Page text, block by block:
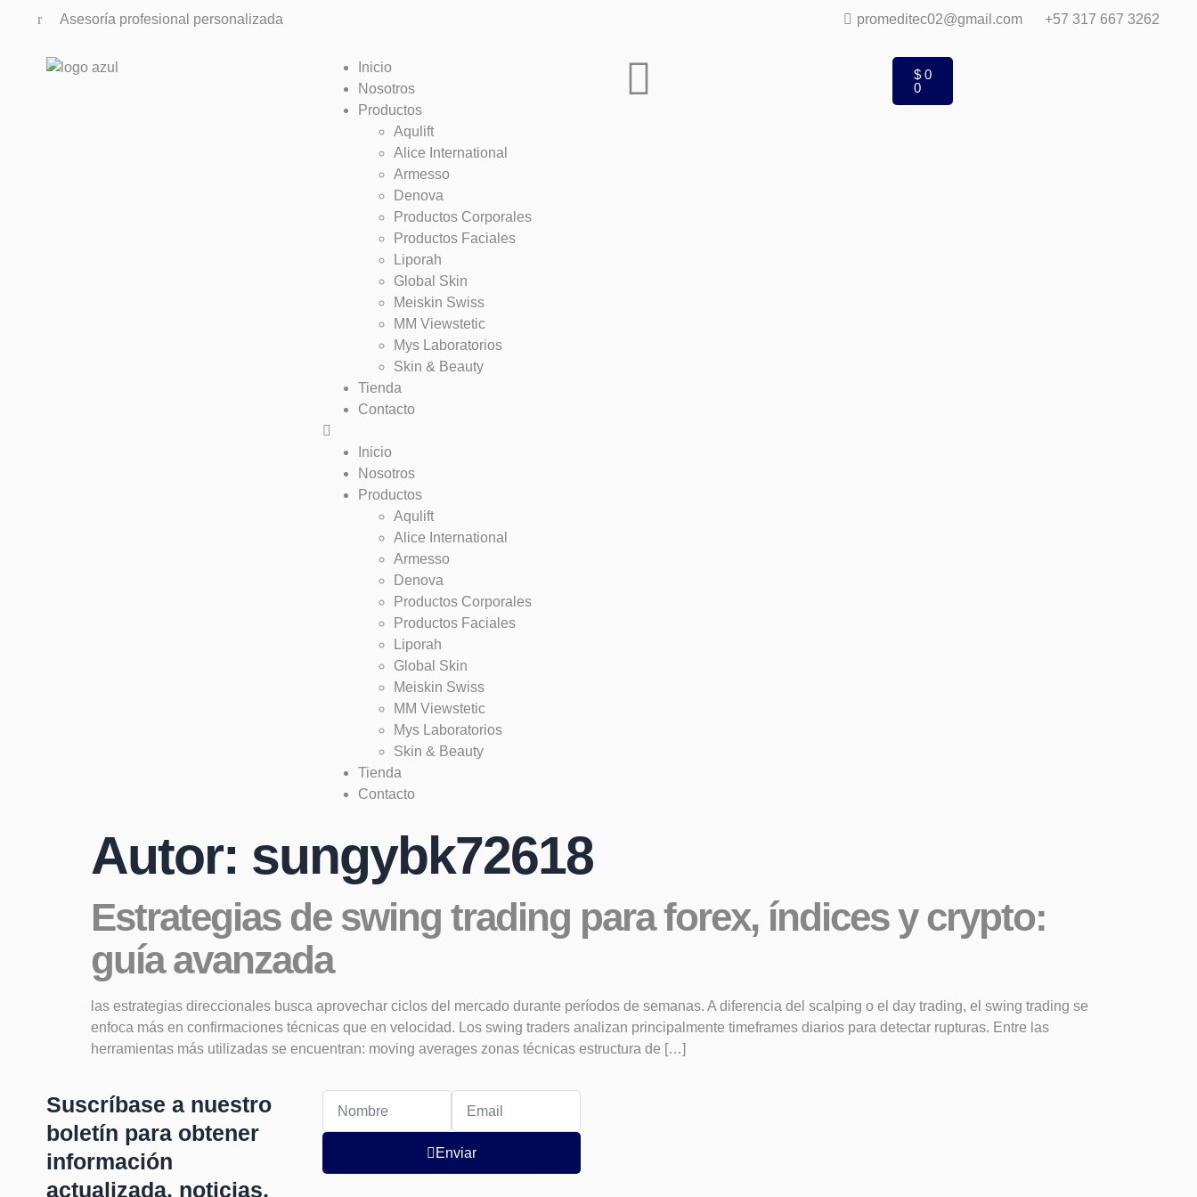
Asesoría profesional personalizada promeditec02@gmail.com +57 317 667 3262
Inicio
Nosotros
Productos
Aqulift
Alice International
Armesso
Denova
Productos Corporales
Productos Faciales
Liporah
Global Skin
Meiskin Swiss
MM Viewstetic
Mys Laboratorios
Skin & Beauty
Tienda
Contacto
Inicio
Nosotros
Productos
Aqulift
Alice International
Armesso
Denova
Productos Corporales
Productos Faciales
Liporah
Global Skin
Meiskin Swiss
MM Viewstetic
Mys Laboratorios
Skin & Beauty
Tienda
Contacto
$ 0
0
Autor: sungybk72618
Estrategias de swing trading para forex, índices y crypto:
guía avanzada
las estrategias direccionales busca aprovechar ciclos del mercado durante períodos de semanas. A diferencia del scalping o el day trading, el swing trading se
enfoca más en confirmaciones técnicas que en velocidad. Los swing traders analizan principalmente timeframes diarios para detectar rupturas. Entre las
herramientas más utilizadas se encuentran: moving averages zonas técnicas estructura de […]
Suscríbase a nuestro
boletín para obtener
información
actualizada, noticias,
Enviar